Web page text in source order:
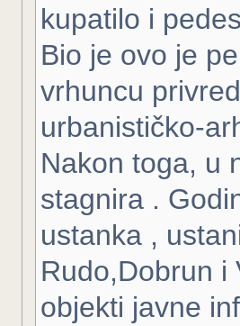
kupatilo i
Bio je ovo je
vrhuncu
urbanističko-
Nakon toga, u
stagnira .
ustanka ,
Rudo,Dobrun i
objekti javne